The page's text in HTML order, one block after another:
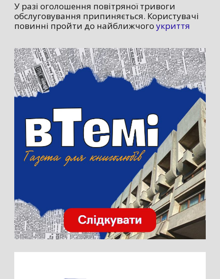
У разі оголошення повітряної тривоги
обслуговування припиняється. Користувачі
повинні пройти до найближчого укриття